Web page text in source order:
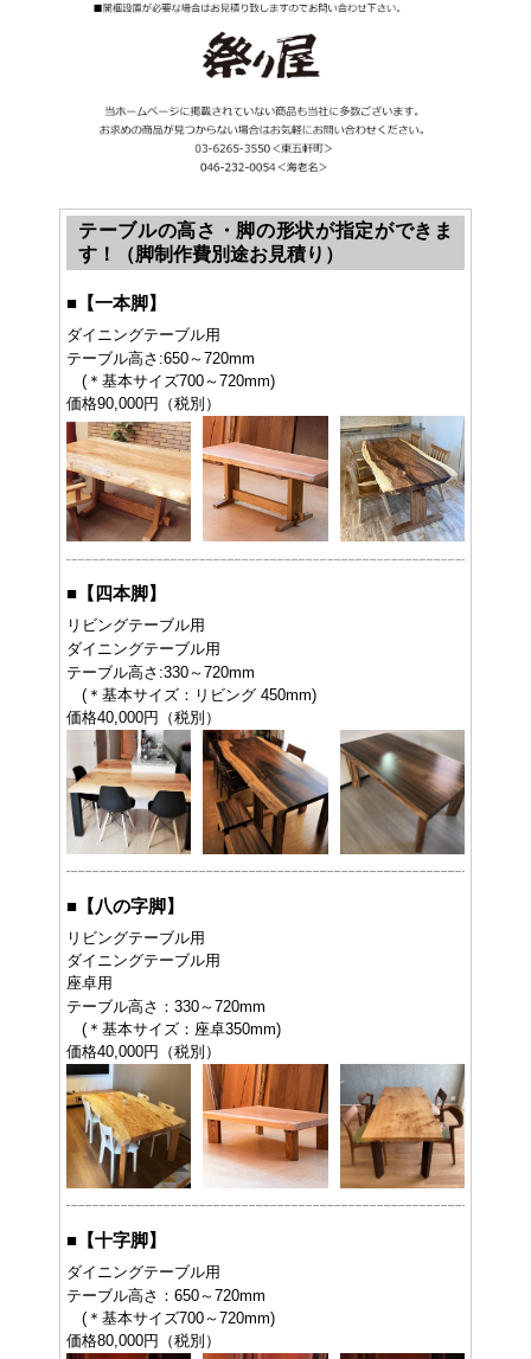
テーブルの高さ・脚の形状が指定ができま
す！（脚制作費別途お見積り）
■ 【一本脚】
ダイニングテーブル用
テーブル高さ:650～720mm
(＊基本サイズ700～720mm)
価格90,000円（税別）
■ 【四本脚】
リビングテーブル用
ダイニングテーブル用
テーブル高さ:330～720mm
(＊基本サイズ：リビング 450mm)
価格40,000円（税別）
■ 【八の字脚】
リビングテーブル用
ダイニングテーブル用
座卓用
テーブル高さ：330～720mm
(＊基本サイズ：座卓350mm)
価格40,000円（税別）
■ 【十字脚】
ダイニングテーブル用
テーブル高さ：650～720mm
(＊基本サイズ700～720mm)
価格80,000円（税別）